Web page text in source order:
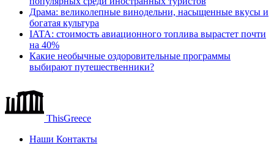
Драма: великолепные винодельни, насыщенные вкусы и
богатая культура
IATA: стоимость авиационного топлива вырастет почти
на 40%
Какие необычные оздоровительные программы
выбирают путешественники?
ThisGreece
Наши Контакты